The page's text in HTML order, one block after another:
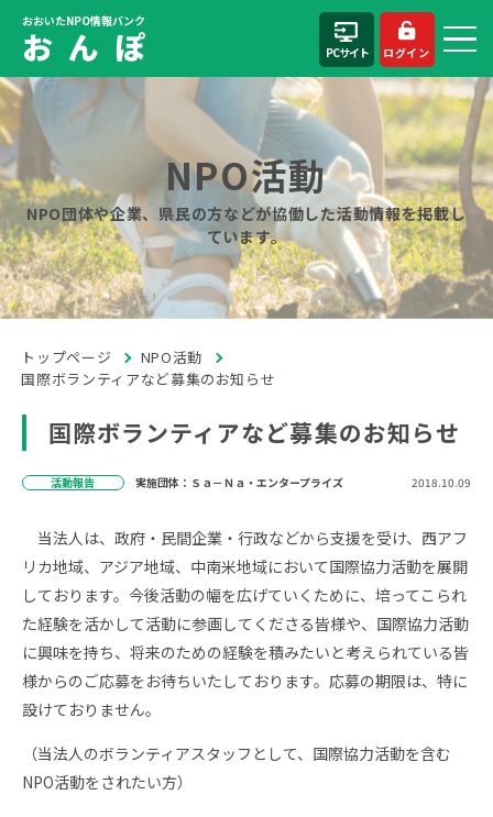
おおいたNPO情報バンク
お ん ぽ PCサイト ログイン
NPO活動
NPO団体や企業、県民の方などが協働した活動情報を掲載し
ています。
トップページ
NPO活動
国際ボランティアなど募集のお知らせ
国際ボランティアなど募集のお知らせ
活動報告 実施団体：Ｓａ－Ｎａ・エンタープライズ 2018.10.09
当法人は、政府・民間企業・行政などから支援を受け、西アフ
リカ地域、アジア地域、中南米地域において国際協力活動を展開
しております。今後活動の幅を広げていくために、培ってこられ
た経験を活かして活動に参画してくださる皆様や、国際協力活動
に興味を持ち、将来のための経験を積みたいと考えられている皆
様からのご応募をお待ちいたしております。応募の期限は、特に
設けておりません。
（当法人のボランティアスタッフとして、国際協力活動を含む
NPO活動をされたい方）